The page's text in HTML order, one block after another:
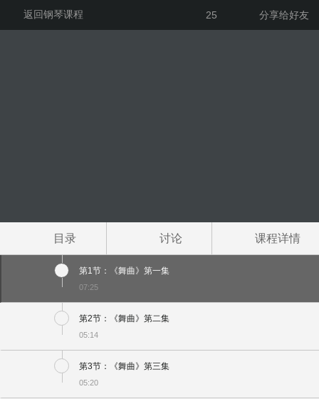
返回钢琴课程 25 分享给好友
目录 讨论 课程详情
第1节：《舞曲》第一集
07:25
第2节：《舞曲》第二集
05:14
第3节：《舞曲》第三集
05:20